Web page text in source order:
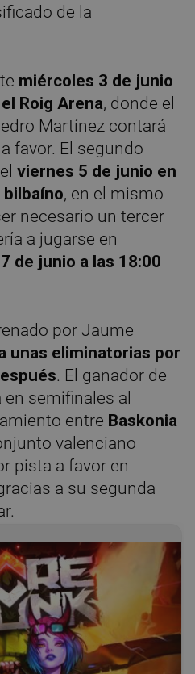
de la
miércoles 3 de junio
Roig Arena, donde el
Martínez contará
favor. El segundo
elviernes 5 de junio en
, en el mismo
necesario un tercer
a jugarse en
de junio a las 18:00
por Jaume
unas eliminatorias por
. El ganador de
semifinales al
entre Baskonia
valenciano
pista a favor en
a su segunda